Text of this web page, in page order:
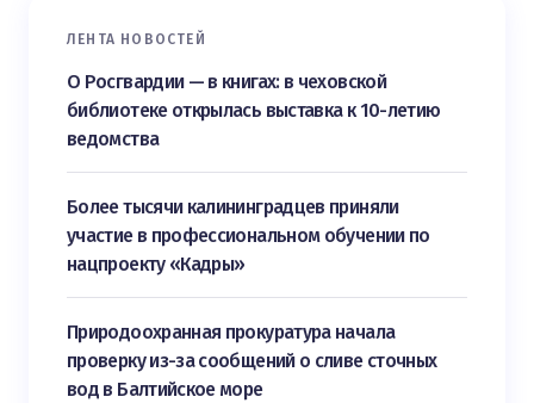
ЛЕНТА НОВОСТЕЙ
О Росгвардии — в книгах: в чеховской
библиотеке открылась выставка к 10-летию
ведомства
Более тысячи калининградцев приняли
участие в профессиональном обучении по
нацпроекту «Кадры»
Природоохранная прокуратура начала
проверку из-за сообщений о сливе сточных
вод в Балтийское море